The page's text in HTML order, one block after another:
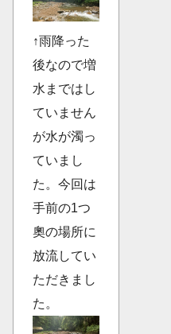
↑雨降った
後なので増
水まではし
ていません
が水が濁っ
ていまし
た。今回は
手前の1つ
奧の場所に
放流してい
ただきまし
た。